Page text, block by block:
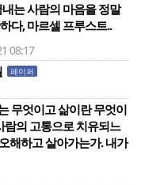
는 사람의 마음을 정말
다, 마르셀 프루스트..
08:17
페이퍼
무엇이고 삶이란 무엇이
람의 고통으로 치유되느
해하고 살아가는가. 내가